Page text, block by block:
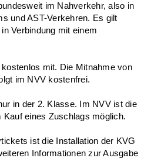
im Nahverkehr, also in
und AST-Verkehren. Es gilt
Verbindung mit einem
mit. Die Mitnahme von
im NVV kostenfrei.
in der 2. Klasse. Im NVV ist die
eines Zuschlags möglich.
ist die Installation der KVG
Informationen zur Ausgabe